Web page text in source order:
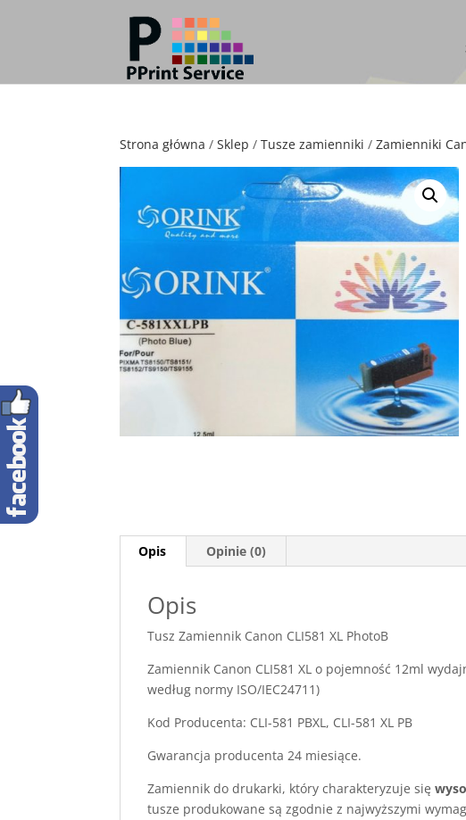
Strona główna /Sklep /Tusze zamienniki /Zamienniki
Opis Opinie (0)
Opis
Tusz Zamiennik Canon CLI581 XL PhotoB
Zamiennik Canon CLI581 XL o pojemność 12ml
według normy ISO/IEC24711)
Kod Producenta: CLI-581 PBXL, CLI-581 XL PB
Gwarancja producenta 24 miesiące.
Zamiennik do drukarki, który charakteryzuje się
tusze produkowane są zgodnie z najwyższymi